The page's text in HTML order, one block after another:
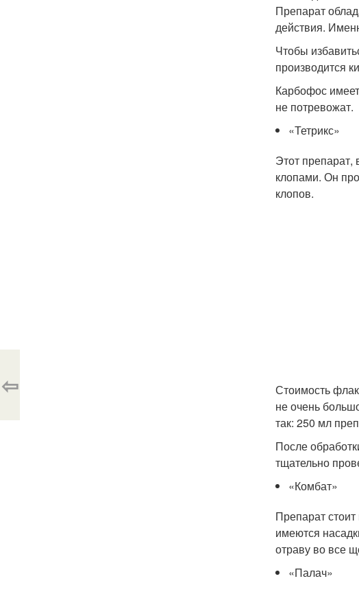
Препарат
действия.
Чтобы
производится
Карбофос
не потревожат.
«Тетрикс»
Этот
клопами. Он
клопов.
Стоимость
не очень
так: 250 мл
После
тщательно
«Комбат»
Препарат
имеются
отраву во все
«Палач»
⇦